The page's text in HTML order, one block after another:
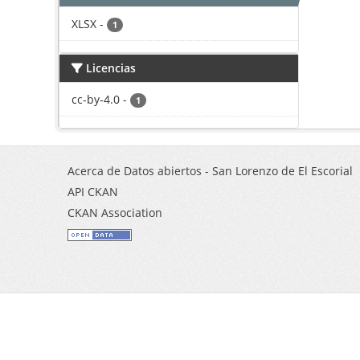
XLSX - 1
Licencias
cc-by-4.0 - 1
Acerca de Datos abiertos - San Lorenzo de El Escorial
API CKAN
CKAN Association